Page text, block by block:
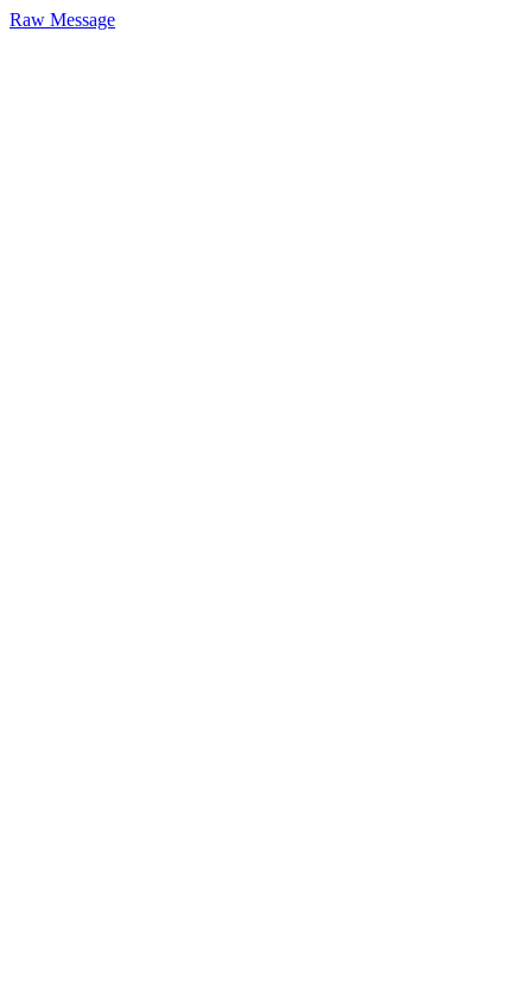
Raw Message